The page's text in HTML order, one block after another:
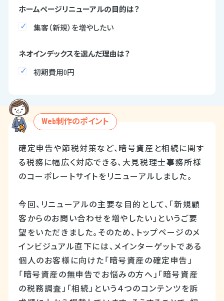
ホームページリニューアルの目的は？
集客（新規）を増やしたい
ネオインデックスを選んだ理由は？
初期費用0円
Web制作のポイント
確定申告や節税対策など、暗号資産と相続に関す
る税務に幅広く対応できる、大見税理士事務所様
のコーポレートサイトをリニューアルしました。
今回、リニューアルの主要な目的として、「新規顧
客からのお問い合わせを増やしたい」というご要
望をいただきました。そのため、トップページのメ
インビジュアル直下には、メインターゲットである
個人のお客様に向けた「暗号資産の確定申告」
「暗号資産の無申告でお悩みの方へ」「暗号資産
の税務調査」「相続」という４つのコンテンツを訴